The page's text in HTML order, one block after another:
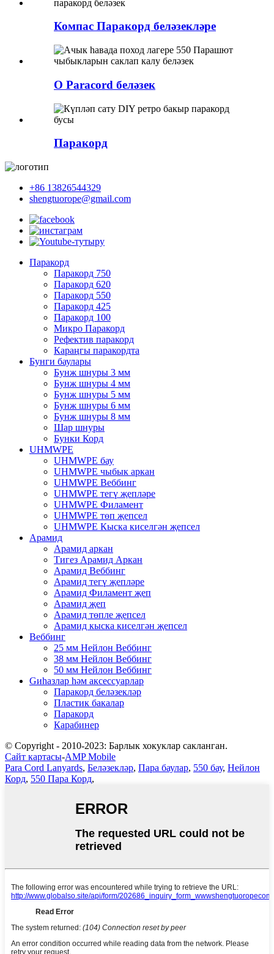
Компас Паракорд беләзекләре
O Paracord беләзек
Паракорд
+86 13826544329
shengtuorope@gmail.com
Паракорд
Паракорд 750
Паракорд 620
Паракорд 550
Паракорд 425
Паракорд 100
Микро Паракорд
Рефектив паракорд
Караңгы паракордта
Бунги баулары
Бунж шнуры 3 мм
Бунж шнуры 4 мм
Бунж шнуры 5 мм
Бунж шнуры 6 мм
Бунж шнуры 8 мм
Шар шнуры
Бунки Корд
UHMWPE
UHMWPE бау
UHMWPE чыбык аркан
UHMWPE Веббинг
UHMWPE тегү җепләре
UHMWPE Филамент
UHMWPE төп җепсел
UHMWPE Кыска киселгән җепсел
Арамид
Арамид аркан
Тигез Арамид Аркан
Арамид Веббинг
Арамид тегү җепләре
Арамид Филамент җеп
Арамид җеп
Арамид төпле җепсел
Арамид кыска киселгән җепсел
Веббинг
25 мм Нейлон Веббинг
38 мм Нейлон Веббинг
50 мм Нейлон Веббинг
Gиһазлар һәм аксессуарлар
Паракорд беләзекләр
Пластик бакалар
Паракорд
Карабинер
© Copyright - 2010-2023: Барлык хокуклар сакланган.
Сайт картасы-AMP Mobile
Para Cord Lanyards, Беләзекләр, Пара баулар, 550 бау, Нейлон
Корд, 550 Пара Корд,